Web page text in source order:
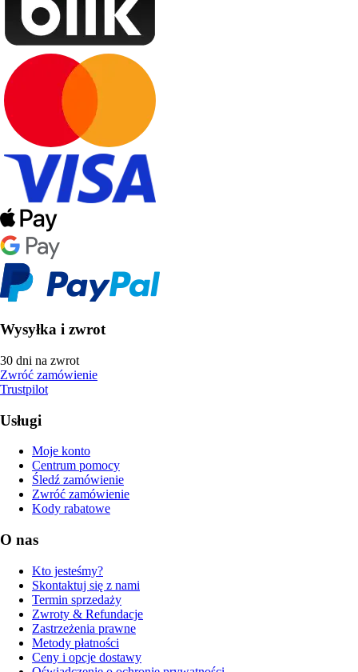
Wysyłka i zwrot
30 dni na zwrot
Zwróć zamówienie
Trustpilot
Usługi
Moje konto
Centrum pomocy
Śledź zamówienie
Zwróć zamówienie
Kody rabatowe
O nas
Kto jesteśmy?
Skontaktuj się z nami
Termin sprzedaży
Zwroty & Refundacje
Zastrzeżenia prawne
Metody płatności
Ceny i opcje dostawy